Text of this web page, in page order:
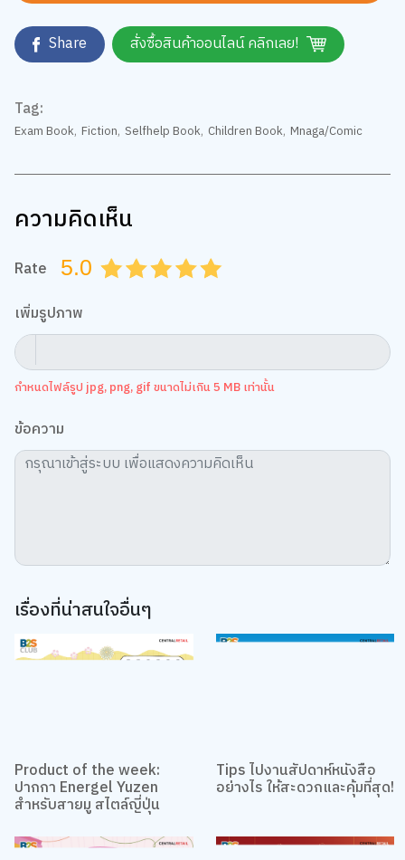
Share สั่งซื้อสินค้าออนไลน์ คลิกเลย!
Exam Book
ความคิดเห็น
4.5
4.0
3.5
3.0
2.5
2.0
1.5
1.0
0.5
กำหนดไฟล์รูป jpg, png, gif ขนาดไม่เกิน 5 MB เท่านั้น
เรื่องที่น่าสนใจอื่นๆ
Product of the week:
ปากกา Energel Yuzen
สำหรับสายมู สไตล์ญี่ปุ่น
Tips ไปงานสัปดาห์หนังสือ
อย่างไร ให้สะดวกและคุ้มที่สุด!